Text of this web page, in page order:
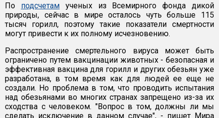
По подсчетамученых из Всемирного фонда дикой
природы, сейчас в мире осталось чуть больше 115
тысяч горилл, поэтому такие показатели смертности
могут привести к их полному исчезновению.
Распространение смертельного вируса может быть
ограничено путем вакцинации животных - безопасная и
эффективная вакцина для горилл и других обезьян уже
разработана, в том время как для людей ее еще не
создали. Но проблема в том, что проводить испытания
над обезьянами во многих странах запрещено из-за их
сходства с человеком. "Вопрос в том, должны ли мы
сделать исключение в данном случае", - пишет Мира